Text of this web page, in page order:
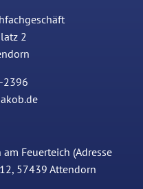
2
2396
Feuerteich (Adresse
57439 Attendorn